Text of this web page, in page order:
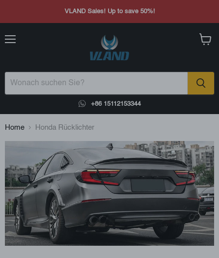
VLAND Sales! Up to save 50%!
+86 15112153344
Home Honda Rücklichter